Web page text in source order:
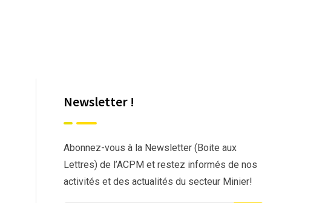
Newsletter !
Abonnez-vous à la Newsletter (Boite aux
Lettres) de l’ACPM et restez informés de nos
activités et des actualités du secteur Minier!